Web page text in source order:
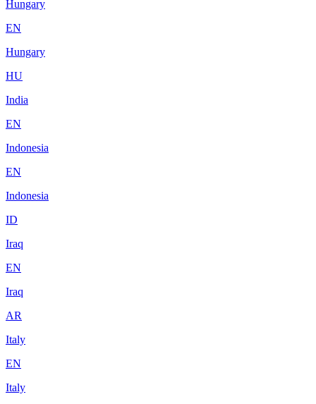
Hungary
EN
Hungary
HU
India
EN
Indonesia
EN
Indonesia
ID
Iraq
EN
Iraq
AR
Italy
EN
Italy